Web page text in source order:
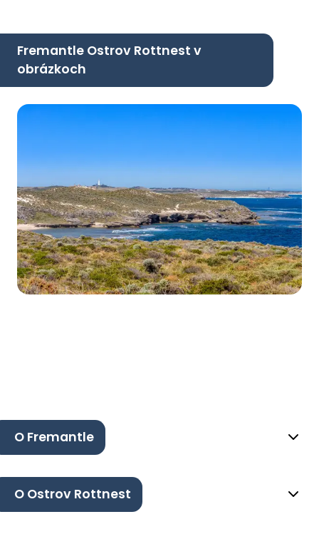
Fremantle Ostrov Rottnest v
obrázkoch
O Fremantle
O Ostrov Rottnest